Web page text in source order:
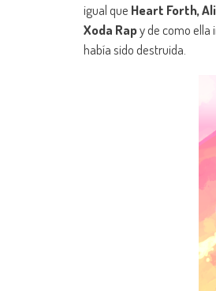
igual que Heart Forth,
Xoda Rapy de como ella
había sido destruida.